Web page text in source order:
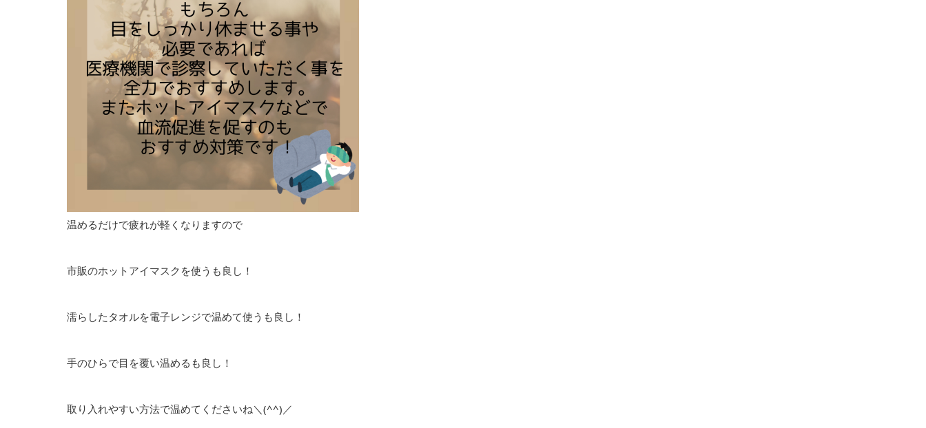
温めるだけで疲れが軽くなりますので
市販のホットアイマスクを使うも良し！
濡らしたタオルを電子レンジで温めて使うも良し！
手のひらで目を覆い温めるも良し！
取り入れやすい方法で温めてくださいね＼(^^)／